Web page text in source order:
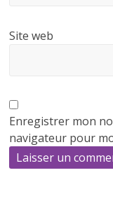
Site web
Enregistrer mon
navigateur pour